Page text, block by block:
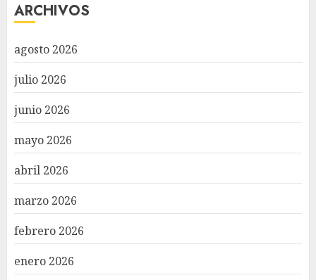
ARCHIVOS
agosto 2026
julio 2026
junio 2026
mayo 2026
abril 2026
marzo 2026
febrero 2026
enero 2026